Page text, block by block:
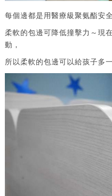
每個邊都是用醫療級聚氨酯安
柔軟的包邊可降低撞擊力～現
動，
所以柔軟的包邊可以給孩子多